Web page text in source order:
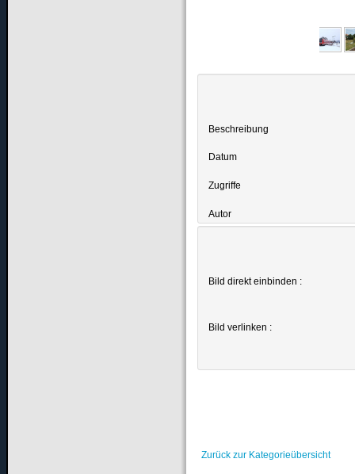
Beschreibung
Datum
Zugriffe
Autor
Bild direkt einbinden :
Bild verlinken :
Zurück zur Kategorieübersicht